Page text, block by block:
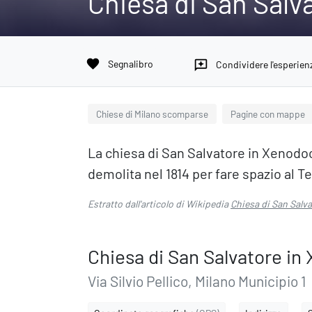
favorite Segnalibro reviews Condividere
Chiese di Milano scomparse Pagine con mappe
La chiesa di San Salvatore in
demolita nel 1814 per fare spazio al
Estratto dall'articolo di WikipediaChiesa di San
Chiesa di San Salvatore in
Via Silvio Pellico, Milano Municipio 1